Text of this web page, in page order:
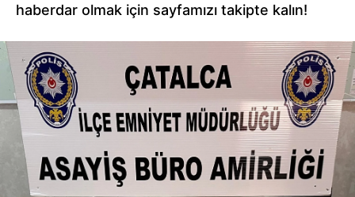
haberdar olmak için sayfamızı takipte kalın!